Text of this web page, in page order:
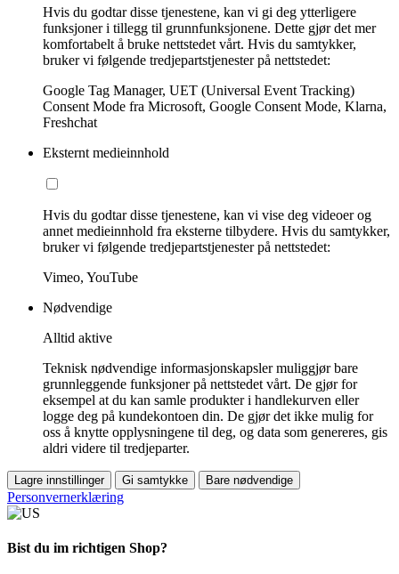
Hvis du godtar disse tjenestene, kan vi gi deg ytterligere
funksjoner i tillegg til grunnfunksjonene. Dette gjør det mer
komfortabelt å bruke nettstedet vårt. Hvis du samtykker,
bruker vi følgende tredjepartstjenester på nettstedet:
Google Tag Manager, UET (Universal Event Tracking)
Consent Mode fra Microsoft, Google Consent Mode, Klarna,
Freshchat
Eksternt medieinnhold
Hvis du godtar disse tjenestene, kan vi vise deg videoer og
annet medieinnhold fra eksterne tilbydere. Hvis du samtykker,
bruker vi følgende tredjepartstjenester på nettstedet:
Vimeo, YouTube
Nødvendige
Alltid aktive
Teknisk nødvendige informasjonskapsler muliggjør bare
grunnleggende funksjoner på nettstedet vårt. De gjør for
eksempel at du kan samle produkter i handlekurven eller
logge deg på kundekontoen din. De gjør det ikke mulig for
oss å knytte opplysningene til deg, og data som genereres, gis
aldri videre til tredjeparter.
Lagre innstillinger Gi samtykke Bare nødvendige
Personvernerklæring
Bist du im richtigen Shop?